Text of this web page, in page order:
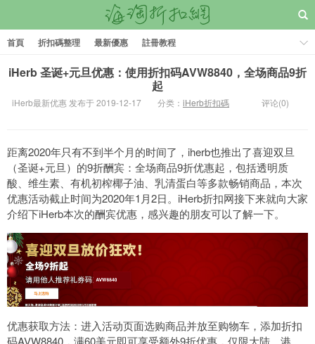
首頁 折扣碼整理 最新優惠 註冊教程
iHerb 圣诞+元旦优惠：使用折扣码AVW8840，全场商品9折
起
iHerb最新优惠 发布于 2019-12-17 分类： iHerb折扣碼 评论(0)
距离2020年只有不到半个月的时间了，iherb也推出了喜迎双旦
（圣诞+元旦）的9折酬宾：全场商品9折优惠起，包括透明质
酸、维生素、有机初榨椰子油、乳清蛋白等多款畅销商品，本次
优惠活动截止时间为2020年1月2日。iHerb折扣网接下来就向大家
介绍下iHerb本次的酬宾优惠，感兴趣的朋友可以了解一下。
优惠获取方法：进入活动页面选购商品并放至购物车，添加折扣
码AVW8840，满60美元即可享受额外9折优惠，仅限大陆、港、